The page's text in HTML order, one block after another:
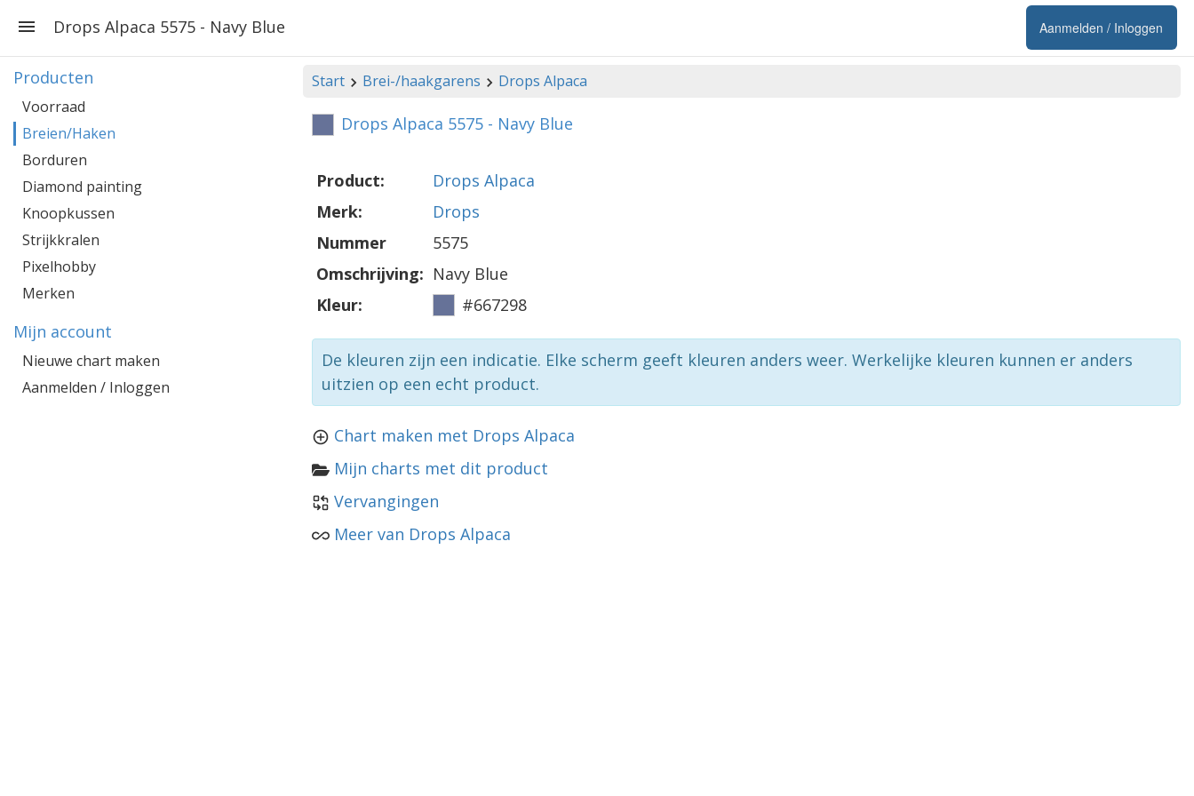
Aanmelden / Inloggen
Drops Alpaca 5575 - Navy Blue
Start Brei-/haakgarens Drops Alpaca
Drops Alpaca 5575 - Navy Blue
Product:
Drops Alpaca
Merk:
Drops
Nummer
5575
Omschrijving: Navy Blue
Kleur:
#667298
De kleuren zijn een indicatie. Elke scherm geeft kleuren anders weer. Werkelijke kleuren kunnen er anders
uitzien op een echt product.
Chart maken met Drops Alpaca
Mijn charts met dit product
Vervangingen
Meer van Drops Alpaca
Producten
Voorraad
Breien/Haken
Borduren
Diamond painting
Knoopkussen
Strijkkralen
Pixelhobby
Merken
Mijn account
Nieuwe chart maken
Aanmelden / Inloggen